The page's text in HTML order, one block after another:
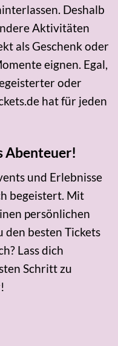
Deshalb
Aktivitäten
als Geschenk oder
eignen. Egal,
oder
hat für jeden
Abenteuer!
und Erlebnisse
begeistert. Mit
persönlichen
den besten Tickets
Lass dich
Schritt zu